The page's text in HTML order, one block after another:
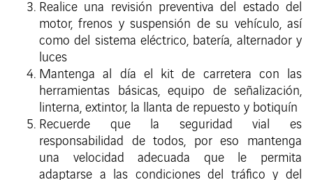
Realice una revisión preventiva del estado del
motor, frenos y suspensión de su vehículo, así
como del sistema eléctrico, batería, alternador y
luces
Mantenga al día el kit de carretera con las
herramientas básicas, equipo de señalización,
linterna, extintor, la llanta de repuesto y botiquín
Recuerde que la seguridad vial es
responsabilidad de todos, por eso mantenga
una velocidad adecuada que le permita
adaptarse a las condiciones del tráfico y del